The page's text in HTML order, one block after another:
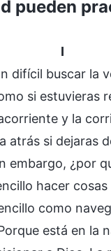
pueden
I
difícil buscar la
si estuvieras
y la
atrás si dejaras
embargo, ¿por
hacer
como
está en la